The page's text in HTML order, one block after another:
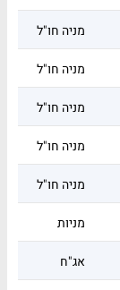
מניה חו"ל
מניה חו"ל
מניה חו"ל
מניה חו"ל
מניה חו"ל
מניות
אג"ח